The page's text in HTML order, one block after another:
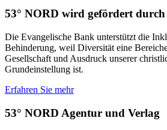
53° NORD wird gefördert
Die Evangelische Bank unterstützt die
Behinderung, weil Diversität eine
Gesellschaft und Ausdruck unserer
Grundeinstellung ist.
Erfahren Sie mehr
53° NORD Agentur und Verlag